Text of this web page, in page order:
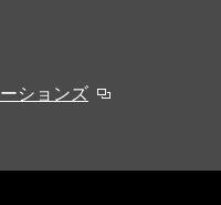
ションズ